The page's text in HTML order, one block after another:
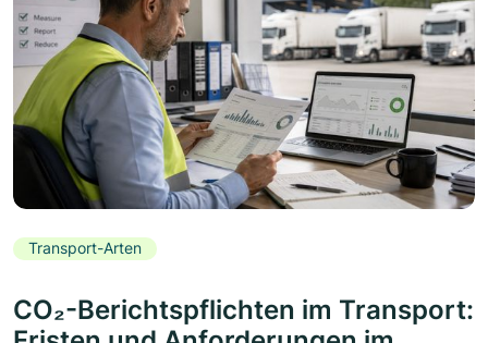
Transport-Arten
CO₂-Berichtspflichten im Transport: